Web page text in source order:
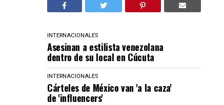
INTERNACIONALES
Asesinan a estilista venezolana
dentro de su local en Cúcuta
INTERNACIONALES
Cárteles de México van 'a la caza'
de 'influencers'